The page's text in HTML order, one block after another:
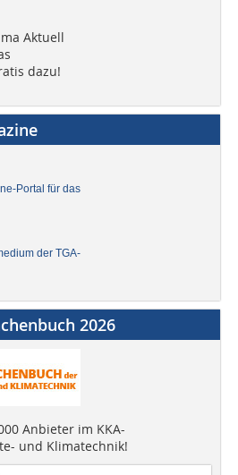
Aktuell
dazu!
Portal für das
der TGA-
2026
Anbieter im KKA-
und Klimatechnik!